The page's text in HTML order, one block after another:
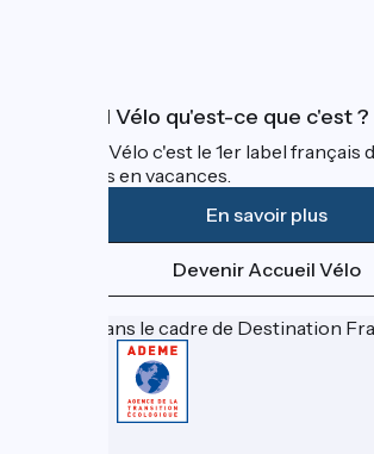
Accueil Vélo qu'est-ce que c'est ?
Accueil Vélo c'est le 1er label français
cyclistes en vacances.
En savoir plus
Devenir Accueil Vélo
Financé dans le cadre de Destination